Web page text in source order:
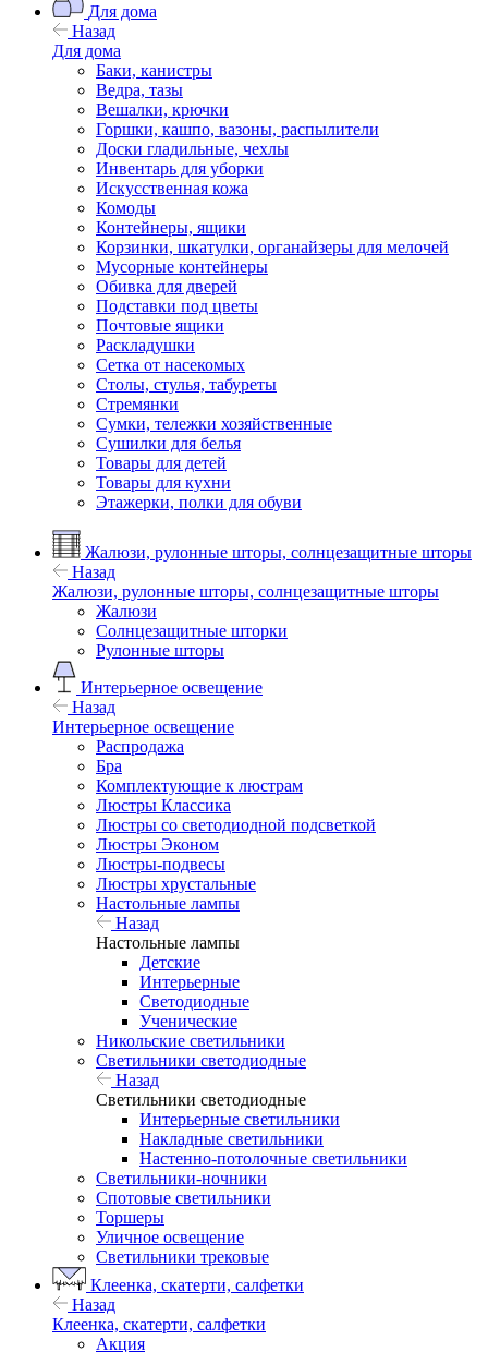
Для дома
Назад
Для дома
Баки, канистры
Ведра, тазы
Вешалки, крючки
Горшки, кашпо, вазоны, распылители
Доски гладильные, чехлы
Инвентарь для уборки
Искусственная кожа
Комоды
Контейнеры, ящики
Корзинки, шкатулки, органайзеры для мелочей
Мусорные контейнеры
Обивка для дверей
Подставки под цветы
Почтовые ящики
Раскладушки
Сетка от насекомых
Столы, стулья, табуреты
Стремянки
Сумки, тележки хозяйственные
Сушилки для белья
Товары для детей
Товары для кухни
Этажерки, полки для обуви
Жалюзи, рулонные шторы, солнцезащитные шторы
Назад
Жалюзи, рулонные шторы, солнцезащитные шторы
Жалюзи
Солнцезащитные шторки
Рулонные шторы
Интерьерное освещение
Назад
Интерьерное освещение
Распродажа
Бра
Комплектующие к люстрам
Люстры Классика
Люстры со светодиодной подсветкой
Люстры Эконом
Люстры-подвесы
Люстры хрустальные
Настольные лампы
Назад
Настольные лампы
Детские
Интерьерные
Светодиодные
Ученические
Никольские светильники
Светильники светодиодные
Назад
Светильники светодиодные
Интерьерные светильники
Накладные светильники
Настенно-потолочные светильники
Светильники-ночники
Спотовые светильники
Торшеры
Уличное освещение
Светильники трековые
Клеенка, скатерти, салфетки
Назад
Клеенка, скатерти, салфетки
Акция